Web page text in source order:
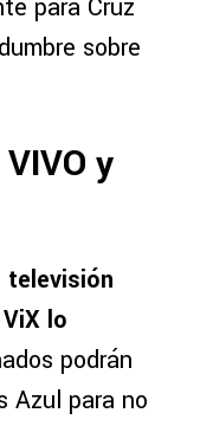
para Cruz
sobre
y
televisión
lo
podrán
Azul para no